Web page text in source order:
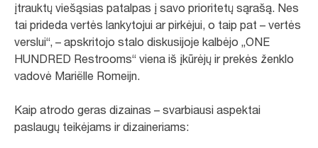
įtrauktų viešąsias patalpas į savo prioritetų sąrašą. Nes
tai prideda vertės lankytojui ar pirkėjui, o taip pat – vertės
verslui“, – apskritojo stalo diskusijoje kalbėjo „ONE
HUNDRED Restrooms“ viena iš įkūrėjų ir prekės ženklo
vadovė Mariëlle Romeijn.
Kaip atrodo geras dizainas – svarbiausi aspektai
paslaugų teikėjams ir dizaineriams: